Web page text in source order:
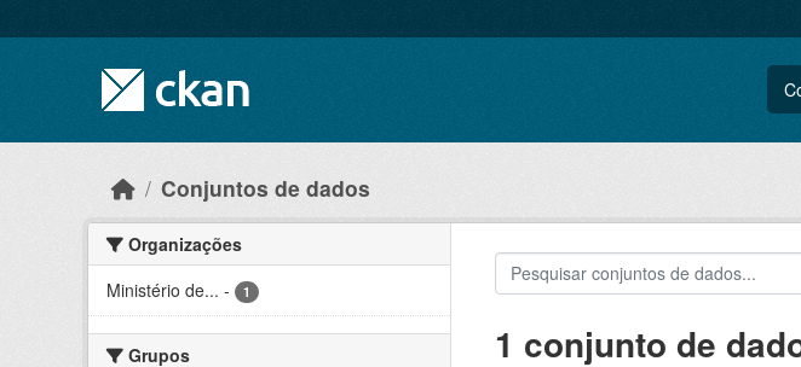
Conjuntos de dados
Organizações
Ministério de... - 1
Grupos 1 conjunto de